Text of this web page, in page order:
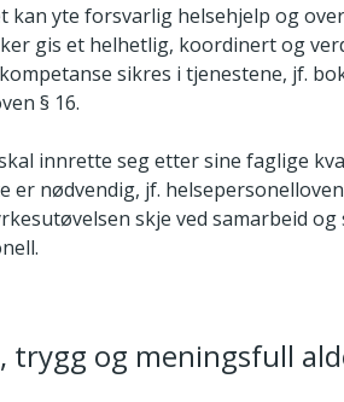
kan yte forsvarlig helsehjelp og
gis et helhetlig, koordinert og
sikres i tjenestene, jf.
§ 16.
innrette seg etter sine faglige
er nødvendig, jf.
skje ved samarbeid
trygg og meningsfull